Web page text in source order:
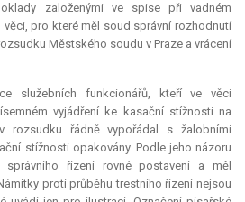
založenými ve spise při vadném
pro které měl soud správní rozhodnutí
Městského soudu v Praze a vrácení
služebních funkcionářů, kteří ve věci
vyjádření ke kasační stížnosti na
rozsudku řádně vypořádal s žalobními
stížnosti opakovány. Podle jeho názoru
řízení rovné postavení a měl
proti průběhu trestního řízení nejsou